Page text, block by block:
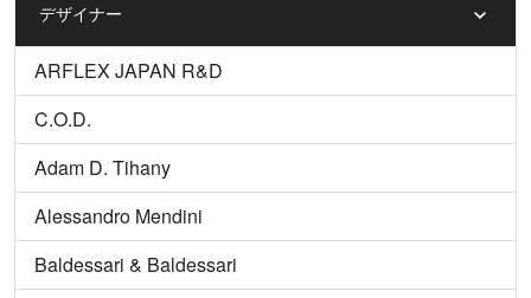
デザイナー
ARFLEX JAPAN R&D
C.O.D.
Adam D. Tihany
Alessandro Mendini
Baldessari & Baldessari